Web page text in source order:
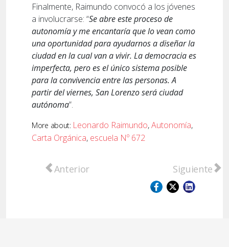
Finalmente, Raimundo convocó a los jóvenes
a involucrarse: “Se abre este proceso de
autonomía y me encantaría que lo vean como
una oportunidad para ayudarnos a diseñar la
ciudad en la cual van a vivir. La democracia es
imperfecta, pero es el único sistema posible
para la convivencia entre las personas. A
partir del viernes, San Lorenzo será ciudad
autónoma”.
More about: Leonardo Raimundo,Autonomía,
Carta Orgánica, escuela Nº 672
Artículo anterior: San Lorenzo celebra
Anterior Artículo
Siguiente